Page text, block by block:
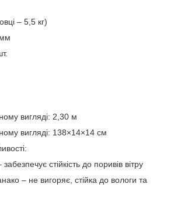
– 5,5 кг)
вигляді: 2,30 м
вигляді: 138×14×14 см
стійкість до поривів вітру
– не вигоряє, стійка до вологи та